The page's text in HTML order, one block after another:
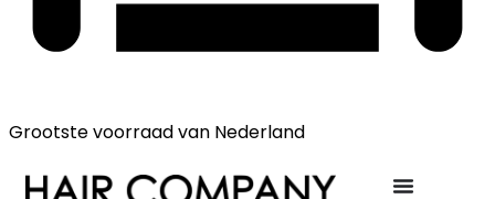
Grootste voorraadvan Nederland